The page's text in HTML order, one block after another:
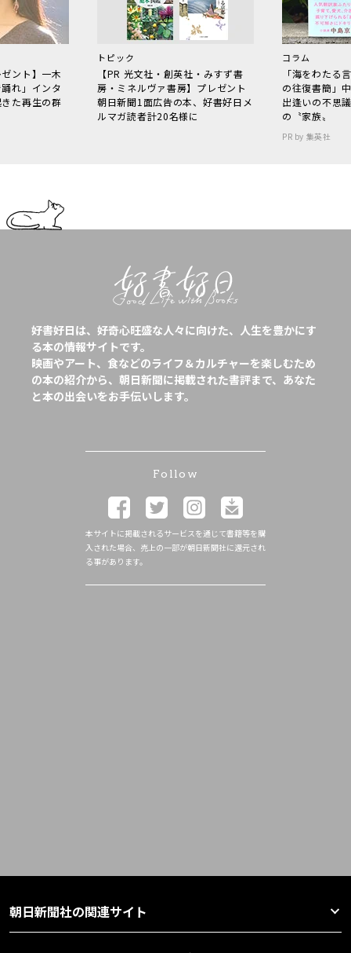
ント】一木
れ」インタ
た再生の群
トピック
【PR 光文社・創英社・みすず書
房・ミネルヴァ書房】プレゼント
朝日新聞1面広告の本、好書好日メ
ルマガ読者計20名様に
コラム
「海をわた
の往復書簡」
出逢いの不思
の〝家族〟
PR by 集英社
好書好日は、好奇心旺盛な人々に向けた、人生を豊かにす
る本の情報サイトです。
映画やアート、食などのライフ＆カルチャーを楽しむため
の本の紹介から、朝日新聞に掲載された書評まで、あなた
と本の出会いをお手伝いします。
Follow
本サイトに掲載されるサービスを通じて書籍等を購
入された場合、売上の一部が朝日新聞社に還元され
る事があります。
朝日新聞社の関連サイト